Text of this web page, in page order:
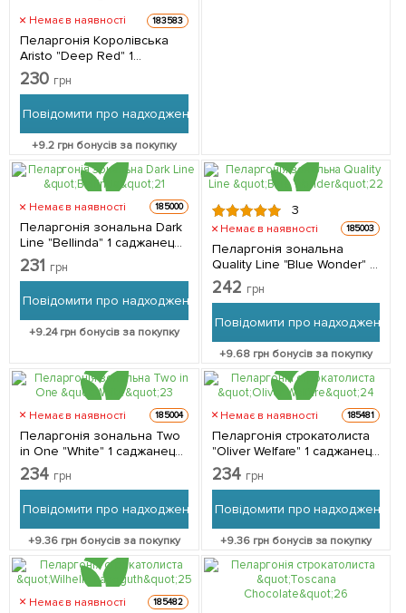
Немає в наявності 183583
Пеларгонія Королівська
Aristo "Deep Red" 1
саджанець в упаковці
230 грн
Повідомити про надходження
+9.2 грн бонусів за покупку
Немає в наявності 185000
Пеларгонія зональна Dark
Line "Bellinda" 1 саджанець
в упаковці
231 грн
Повідомити про надходження
+9.24грн бонусів за покупку
3
Немає в наявності 185003
Пеларгонія зональна
Quality Line "Blue Wonder" 1
саджанець в упаковці
242 грн
Повідомити про надходження
+9.68 грн бонусів за покупку
Немає в наявності 185004
Пеларгонія зональна Two
in One "White" 1 саджанець
в упаковці
234 грн
Повідомити про надходження
+9.36 грн бонусів за покупку
Немає в наявності 185481
Пеларгонія строкатолиста
"Oliver Welfare" 1 саджанець
в упаковці
234 грн
Повідомити про надходження
+9.36грн бонусів за покупку
Немає в наявності 185482